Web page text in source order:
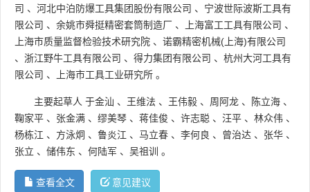
司 、 河北中泊防爆工具集团股份有限公司 、 宁波世际波斯工具有
限公司 、 余姚市舜挺精密套筒制造厂 、 上海富工工具有限公司 、
上海市质量监督检验技术研究院 、 诺霸精密机械(上海)有限公司
、 浙江野牛工具有限公司 、 得力集团有限公司 、 杭州大河工具有
限公司 、 上海市工具工业研究所 。
主要起草人 于金汕 、 王维法 、 王伟毅 、 周阿龙 、 陈立海 、
鞠家平 、 张金满 、 缪美琴 、 蒋佳俊 、 许志聪 、 汪平 、 林众伟 、
杨栋江 、 方泳炯 、 鲁炎江 、 马立春 、 李何良 、 曾治达 、 张华 、
张立 、 储伟东 、 何陆军 、 吴祖训 。
查看全文 意见建议